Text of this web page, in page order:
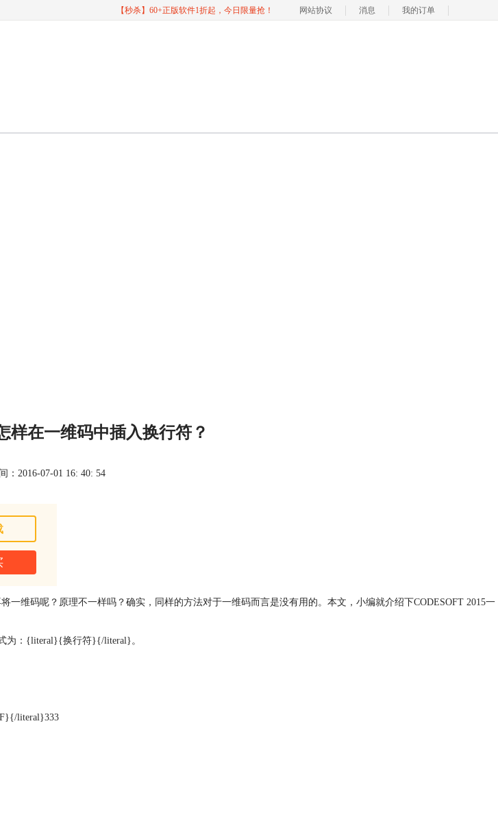
【秒杀】60+正版软件1折起，今日限量抢！ 网站协议 消息 我的订单
样在一维码中插入换行符？
：2016-07-01 16: 40: 54
一维码呢？原理不一样吗？确实，同样的方法对于一维码而言是没有用的。本文，小编就介绍下CODESOFT 2015一
为：{literal}{换行符}{/literal}。
literal}333